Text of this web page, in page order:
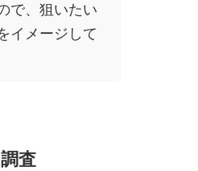
で、狙いたい
イメージして
査